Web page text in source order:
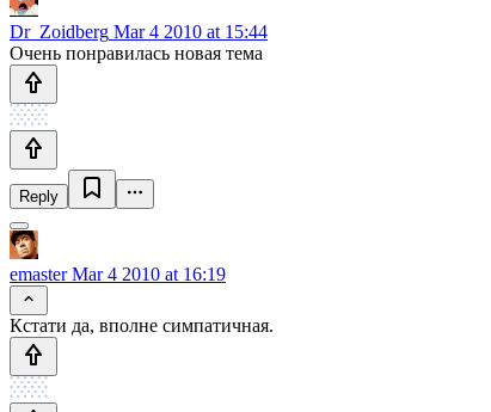
Dr_Zoidberg Mar 4 2010 at 15:44
Очень понравилась новая тема
Reply
emasterMar 4 2010 at 16:19
Кстати да, вполне симпатичная.